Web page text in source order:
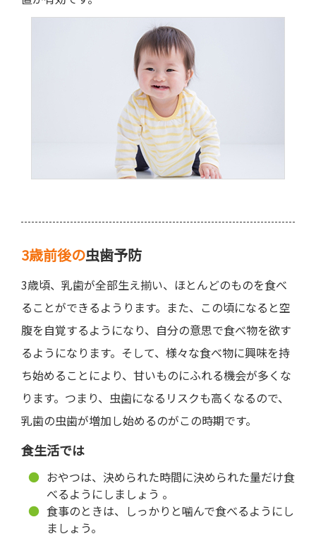
3歳前後の虫歯予防
3歳頃、乳歯が全部生え揃い、ほとんどのものを食べ
ることができるようります。また、この頃になると空
腹を自覚するようになり、自分の意思で食べ物を欲す
るようになります。そして、様々な食べ物に興味を持
ち始めることにより、甘いものにふれる機会が多くな
ります。つまり、虫歯になるリスクも高くなるので、
乳歯の虫歯が増加し始めるのがこの時期です。
食生活では
おやつは、決められた時間に決められた量だけ食
べるようにしましょう 。
食事のときは、しっかりと噛んで食べるようにし
ましょう。